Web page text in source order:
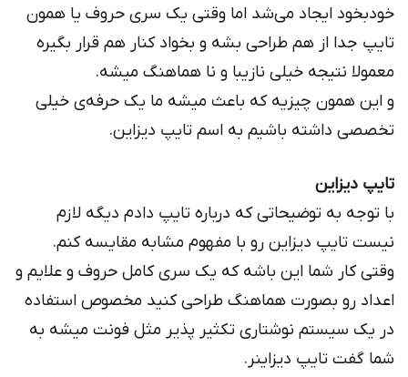
خودبخود ایجاد می‌شد اما وقتی یک سری حروف یا همون
تایپ جدا از هم طراحی بشه و بخواد کنار هم قرار بگیره
معمولا نتیجه خیلی نازیبا و نا هماهنگ میشه.
و این همون چیزیه که باعث میشه ما یک حرفه‌ی خیلی
تخصصی داشته باشیم به اسم تایپ دیزاین.
تایپ دیزاین
با توجه به توضیحاتی که درباره تایپ دادم دیگه لازم
نیست تایپ دیزاین رو با مفهوم مشابه مقایسه کنم.
وقتی کار شما این باشه که یک سری کامل حروف و علایم و
اعداد رو بصورت هماهنگ طراحی کنید مخصوص استفاده
در یک سیستم نوشتاری تکثیر پذیر مثل فونت میشه به
شما گفت تایپ دیزاینر.